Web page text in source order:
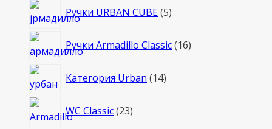
Ручки URBAN CUBE 55
Ручки Armadillo Classic 1616
Категория Urban 1414
WC Classic 2323